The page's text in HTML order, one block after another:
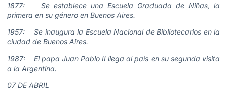
1877: Se establece una Escuela Graduada de Niñas, la
primera en su género en Buenos Aires.
1957: Se inaugura la Escuela Nacional de Bibliotecarios en la
ciudad de Buenos Aires.
1987: El papa Juan Pablo II llega al país en su segunda visita
a la Argentina.
07 DE ABRIL